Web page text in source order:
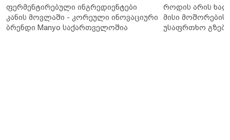
ფერმენტირებული ინგრედიენტები
კანის მოვლაში - კორეული ინოვაციური
ბრენდი Manyo საქართველოშია
როდის არის
მისი მოშორების
უსაფრთხო გზები